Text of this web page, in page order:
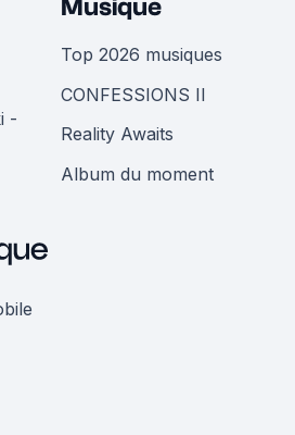
-
Musique
Top 2026 musiques
CONFESSIONS II
Reality Awaits
Album du moment